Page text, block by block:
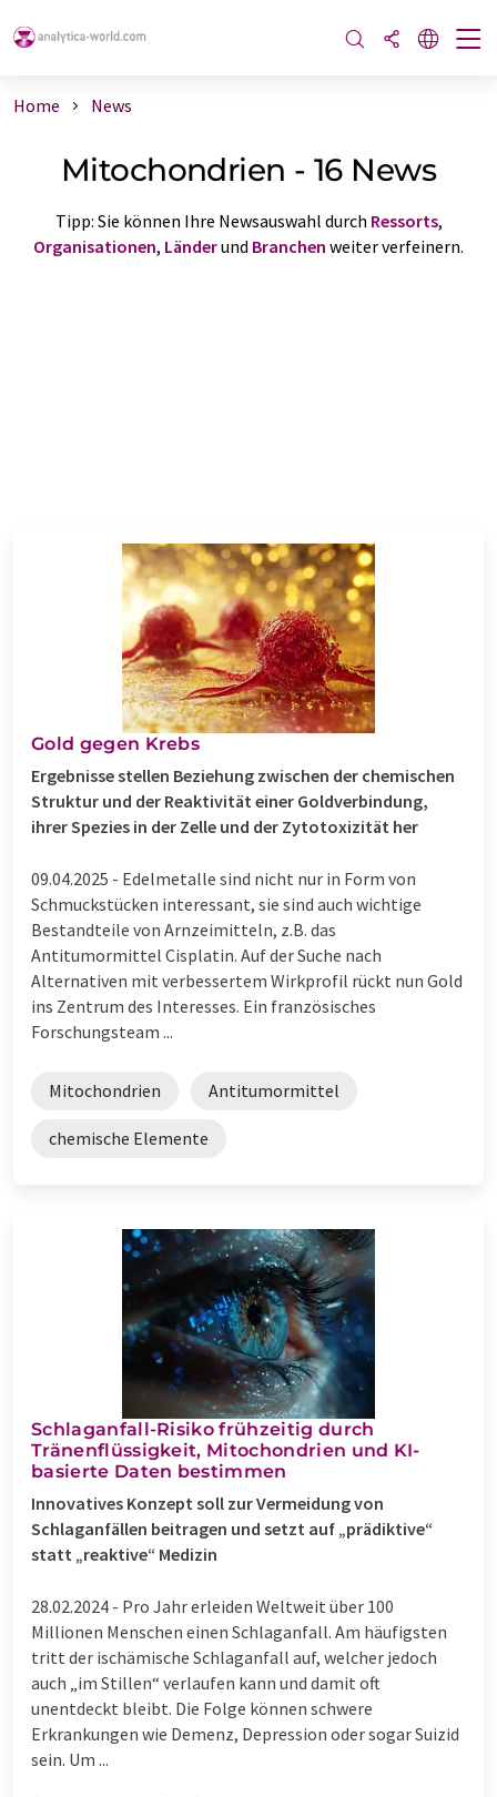
Home News
Mitochondrien - 16 News
Tipp: Sie können Ihre Newsauswahl durch Ressorts,
Organisationen, Länderund Branchen weiter verfeinern.
Gold gegen Krebs
Ergebnisse stellen Beziehung zwischen der chemischen
Struktur und der Reaktivität einer Goldverbindung,
ihrer Spezies in der Zelle und der Zytotoxizität her
09.04.2025 - Edelmetalle sind nicht nur in Form von
Schmuckstücken interessant, sie sind auch wichtige
Bestandteile von Arnzeimitteln, z.B. das
Antitumormittel Cisplatin. Auf der Suche nach
Alternativen mit verbessertem Wirkprofil rückt nun Gold
ins Zentrum des Interesses. Ein französisches
Forschungsteam ...
Mitochondrien Antitumormittel
chemische Elemente
Schlaganfall-Risiko frühzeitig durch
Tränenflüssigkeit, Mitochondrien und KI-
basierte Daten bestimmen
Innovatives Konzept soll zur Vermeidung von
Schlaganfällen beitragen und setzt auf „prädiktive“
statt „reaktive“ Medizin
28.02.2024 - Pro Jahr erleiden Weltweit über 100
Millionen Menschen einen Schlaganfall. Am häufigsten
tritt der ischämische Schlaganfall auf, welcher jedoch
auch „im Stillen“ verlaufen kann und damit oft
unentdeckt bleibt. Die Folge können schwere
Erkrankungen wie Demenz, Depression oder sogar Suizid
sein. Um ...